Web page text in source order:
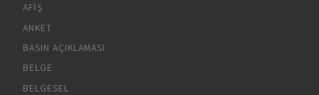
AFIŞ
ANKET
BASIN AÇIKLAMASI
BELGE
BELGESEL